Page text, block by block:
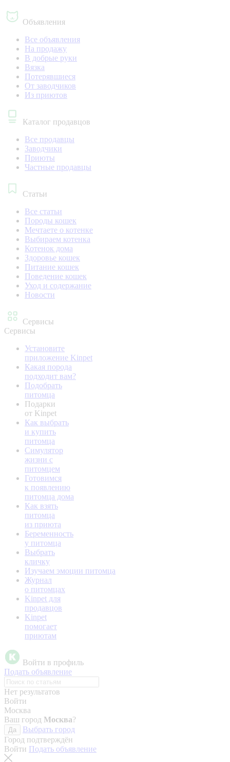
Объявления
Все объявления
На продажу
В добрые руки
Вязка
Потерявшиеся
От заводчиков
Из приютов
Каталог продавцов
Все продавцы
Заводчики
Приюты
Частные продавцы
Статьи
Все статьи
Породы кошек
Мечтаете о котенке
Выбираем котенка
Котенок дома
Здоровье кошек
Питание кошек
Поведение кошек
Уход и содержание
Новости
Сервисы
Сервисы
Установите
приложение Kinpet
Какая порода
подходит вам?
Подобрать
питомца
Подарки
от Kinpet
Как выбрать
и купить
питомца
Симулятор
жизни с
питомцем
Готовимся
к появлению
питомца дома
Как взять
питомца
из приюта
Беременность
у питомца
Выбрать
кличку
Изучаем эмоции питомца
Журнал
о питомцах
Kinpet для
продавцов
Kinpet
помогает
приютам
Войти в профиль
Подать объявление
Нет результатов
Войти
Москва
Ваш город Москва?
Да
Выбрать город
Город подтверждён
Войти Подать объявление